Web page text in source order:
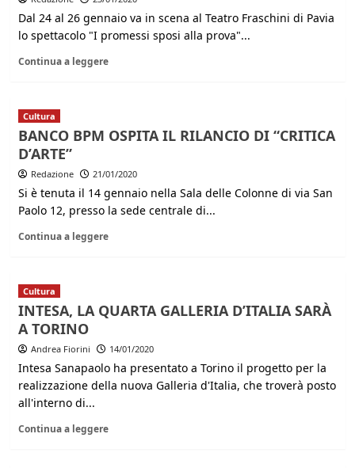
Dal 24 al 26 gennaio va in scena al Teatro Fraschini di Pavia
lo spettacolo "I promessi sposi alla prova"...
Continua a leggere
Cultura
BANCO BPM OSPITA IL RILANCIO DI “CRITICA
D’ARTE”
Redazione 21/01/2020
Si è tenuta il 14 gennaio nella Sala delle Colonne di via San
Paolo 12, presso la sede centrale di...
Continua a leggere
Cultura
INTESA, LA QUARTA GALLERIA D’ITALIA SARÀ
A TORINO
Andrea Fiorini 14/01/2020
Intesa Sanapaolo ha presentato a Torino il progetto per la
realizzazione della nuova Galleria d'Italia, che troverà posto
all'interno di...
Continua a leggere